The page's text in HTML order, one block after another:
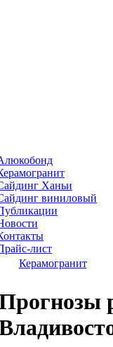
Ханьи
виниловый
лист
Керамогранит